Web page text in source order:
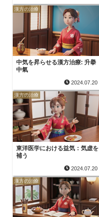
漢方の治療
中気を昇らせる漢方治療: 升擧
中氣
2024.07.20
漢方の治療
東洋医学における益気：気虚を
補う
2024.07.20
漢方の治療